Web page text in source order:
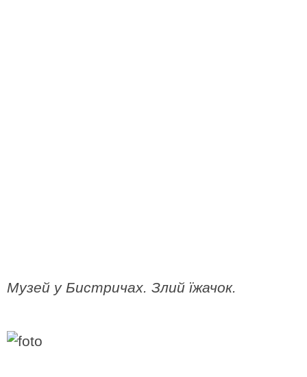
Музей у Бистричах. Злий їжачок.